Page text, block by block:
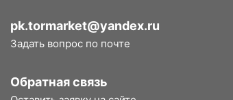
pk.tormarket@yandex.ru
Задать вопрос по почте
Обратная связь